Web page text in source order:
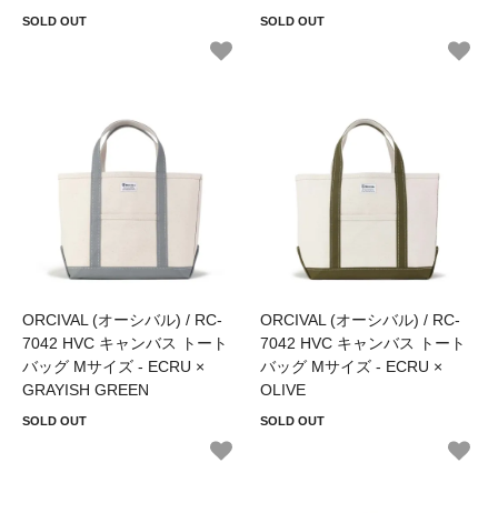
SOLD OUT SOLD OUT
ORCIVAL (オーシバル) / RC-
7042 HVC キャンバス トート
バッグ Mサイズ - ECRU ×
GRAYISH GREEN
SOLD OUT
ORCIVAL (オーシバル) / RC-
7042 HVC キャンバス トート
バッグ Mサイズ - ECRU ×
OLIVE
SOLD OUT